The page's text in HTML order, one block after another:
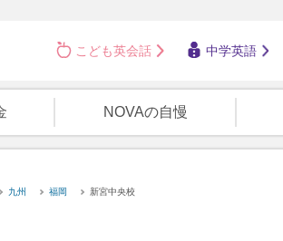
こども英会話 中学英語
NOVAの自慢
九州 福岡 新宮中央校